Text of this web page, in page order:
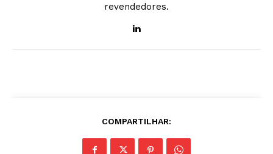
revendedores.
COMPARTILHAR: